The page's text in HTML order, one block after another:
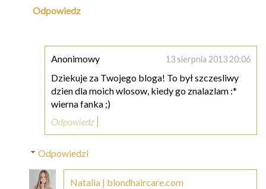
Odpowiedz
Anonimowy 13 sierpnia 2013 20:06
Dziekuje za Twojego bloga! To był szczesliwy
dzien dla moich wlosow, kiedy go znalazlam :*
wierna fanka ;)
Odpowiedz
Odpowiedzi
Natalia | blondhaircare.com